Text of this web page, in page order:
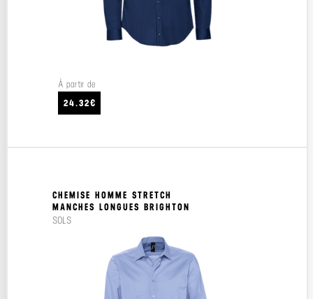
À partir de
24.32€
CHEMISE HOMME STRETCH
MANCHES LONGUES BRIGHTON
SOLS